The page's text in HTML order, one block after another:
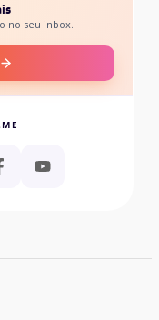
no seu inbox.